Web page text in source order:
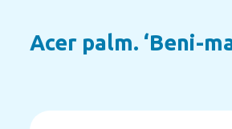
Acer palm. ‘Beni-